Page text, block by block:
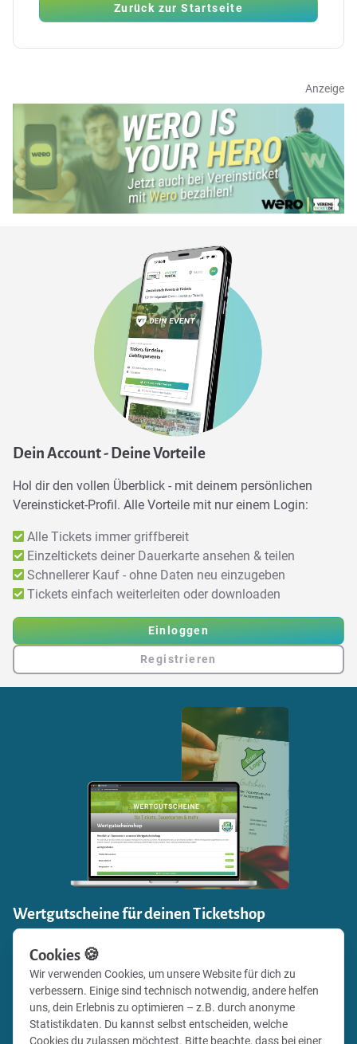
Zurück zur Startseite
Anzeige
Dein Account - Deine Vorteile
Hol dir den vollen Überblick - mit deinem persönlichen
Vereinsticket-Profil. Alle Vorteile mit nur einem Login:
Alle Tickets immer griffbereit
Einzeltickets deiner Dauerkarte ansehen & teilen
Schnellerer Kauf - ohne Daten neu einzugeben
Tickets einfach weiterleiten oder downloaden
Einloggen
Registrieren
Wertgutscheine für deinen Ticketshop
Einnahmen generieren und zugleich Fanbindung stärken:
Verkaufe mit Vereinsticket Gutscheine für die Events
deines Vereins in deinem eigenen Online-Shop und gib
deinen Fans deines Vereins die Möglichkeit, besondere
Momente zu verschenken.
Cookies 🍪
Wir verwenden Cookies, um unsere Website für dich zu
verbessern. Einige sind technisch notwendig, andere helfen
uns, dein Erlebnis zu optimieren – z.B. durch anonyme
Statistikdaten. Du kannst selbst entscheiden, welche
Cookies du zulassen möchtest. Bitte beachte, dass bei einer